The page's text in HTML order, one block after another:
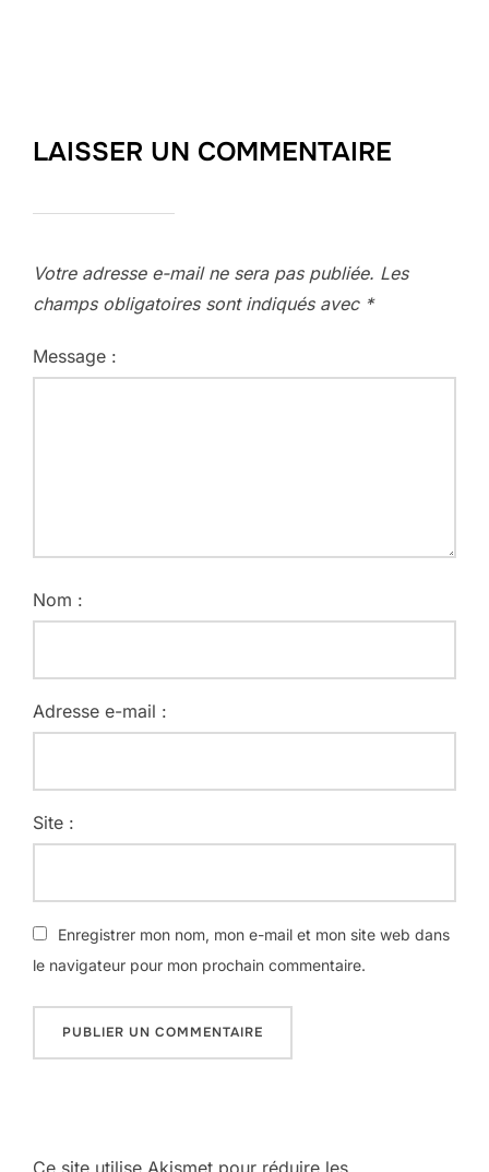
LAISSER UN COMMENTAIRE
Votre adresse e-mail ne sera pas publiée. Les
champs obligatoires sont indiqués avec *
Message :
Nom :
Adresse e-mail :
Site :
Enregistrer mon nom, mon e-mail et mon site web dans
le navigateur pour mon prochain commentaire.
Ce site utilise Akismet pour réduire les